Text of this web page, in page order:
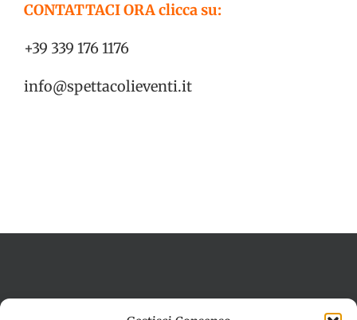
CONTATTACI ORA clicca su:
+39 339 176 1176
info@spettacolieventi.it